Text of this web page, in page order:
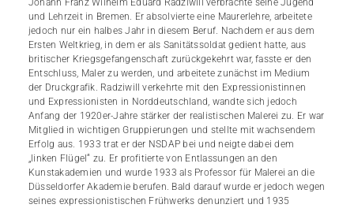
und Lehrzeit in Bremen. Er absolvierte eine Maurerlehre, arbeitete
jedoch nur ein halbes Jahr in diesem Beruf. Nachdem er aus dem
Ersten Weltkrieg, in dem er als Sanitätssoldat gedient hatte, aus
britischer Kriegsgefangenschaft zurückgekehrt war, fasste er den
Entschluss, Maler zu werden, und arbeitete zunächst im Medium
der Druckgrafik. Radziwill verkehrte mit den Expressionistinnen
und Expressionisten in Norddeutschland, wandte sich jedoch
Anfang der 1920er-Jahre stärker der realistischen Malerei zu. Er war
Mitglied in wichtigen Gruppierungen und stellte mit wachsendem
Erfolg aus. 1933 trat er der NSDAP bei und neigte dabei dem
„linken Flügel“ zu. Er profitierte von Entlassungen an den
Kunstakademien und wurde 1933 als Professor für Malerei an die
Düsseldorfer Akademie berufen. Bald darauf wurde er jedoch wegen
seines expressionistischen Frühwerks denunziert und 1935